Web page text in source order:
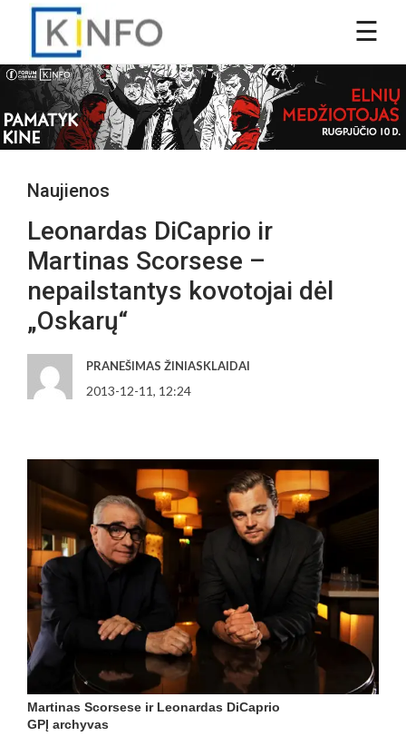
Naujienos
Leonardas DiCaprio ir
Martinas Scorsese –
nepailstantys kovotojai dėl
„Oskarų“
PRANEŠIMAS ŽINIASKLAIDAI
2013-12-11, 12:24
Martinas Scorsese ir Leonardas DiCaprio
GPĮ archyvas